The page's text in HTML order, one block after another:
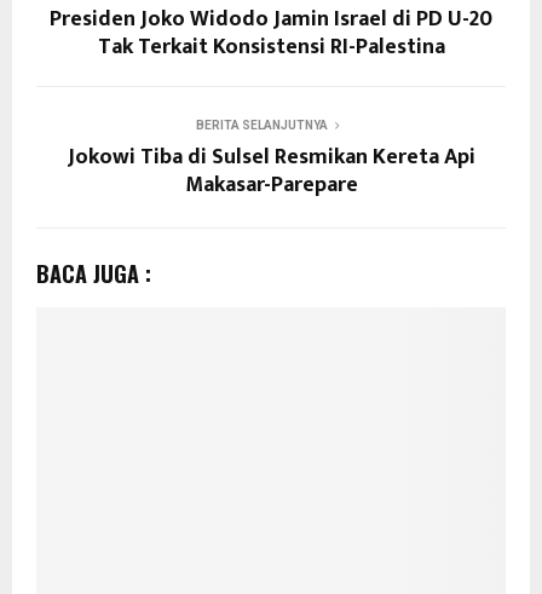
Presiden Joko Widodo Jamin Israel di PD U-20
Tak Terkait Konsistensi RI-Palestina
BERITA SELANJUTNYA
Jokowi Tiba di Sulsel Resmikan Kereta Api
Makasar-Parepare
BACA JUGA :